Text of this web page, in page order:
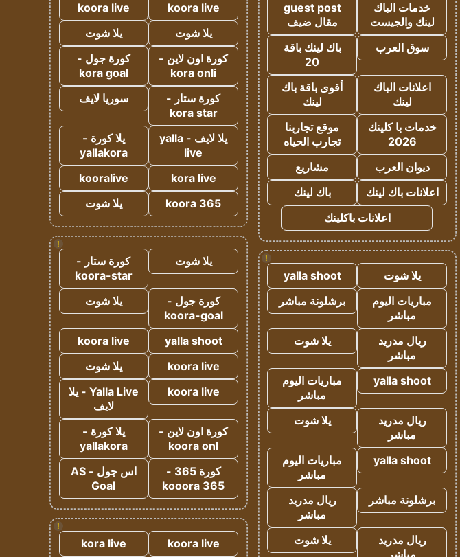
خدمات الباك
لينك والجيست
guest post
مقال ضيف
سوق العرب
باك لينك باقة
20
اعلانات الباك
لينك
أقوى باقة باك
لينك
خدمات با كلينك
2026
موقع تجاربنا
تجارب الحياه
ديوان العرب
مشاريع
اعلانات باك لينك
باك لينك
اعلانات باكلينك
!
يلا شوت
yalla shoot
مباريات اليوم
مباشر
برشلونة مباشر
ريال مدريد
مباشر
يلا شوت
yalla shoot
مباريات اليوم
مباشر
ريال مدريد
مباشر
يلا شوت
yalla shoot
مباريات اليوم
مباشر
برشلونة مباشر
ريال مدريد
مباشر
ريال مدريد
مباشر
يلا شوت
koora live
koora live
يلا شوت
يلا شوت
كورة اون لاين -
kora onli
كورة جول -
kora goal
كورة ستار -
kora star
سوريا لايف
يلا لايف - yalla
live
يلا كورة -
yallakora
kora live
kooralive
koora 365
يلا شوت
!
يلا شوت
كورة ستار -
koora-star
كورة جول -
koora-goal
يلا شوت
yalla shoot
koora live
koora live
يلا شوت
koora live
Yalla Live - يلا
لايف
كورة اون لاين -
koora onl
يلا كورة -
yallakora
كورة 365 -
kooora 365
اس جول - AS
Goal
!
koora live
kora live